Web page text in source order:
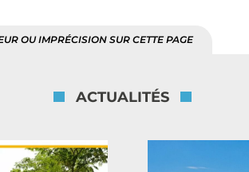
OU IMPRÉCISION SUR CETTE PAGE
ACTUALITÉS